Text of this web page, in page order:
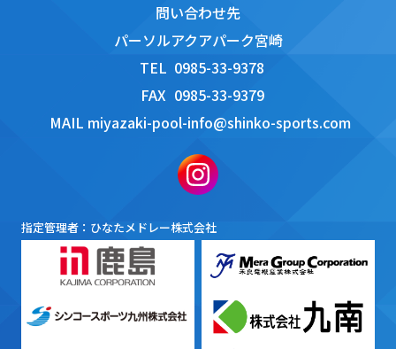
問い合わせ先
パーソルアクアパーク宮崎
TEL 0985-33-9378
FAX 0985-33-9379
MAIL miyazaki-pool-info@shinko-sports.com
指定管理者：ひなたメドレー株式会社